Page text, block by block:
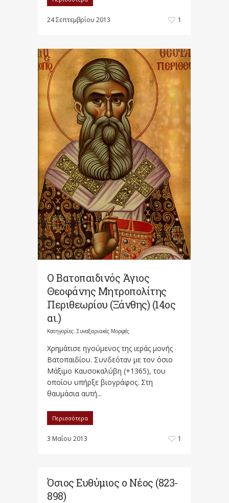
24 Σεπτεμβρίου 2013 1
Ο Βατοπαιδινός Άγιος
Θεοφάνης Μητροπολίτης
Περιθεωρίου (Ξάνθης) (14ος
αι.)
Κατηγορίες: Συναξαριακές Μορφές
Χρημάτισε ηγούμενος της ιεράς μονής
Βατοπαιδίου. Συνδεόταν με τον όσιο
Μάξιμο Καυσοκαλύβη (+1365), του
οποίου υπήρξε βιογράφος. Στη
θαυμάσια αυτή...
Περισσότερα
3 Μαΐου 2013 1
Όσιος Ευθύμιος ο Νέος (823-
898)